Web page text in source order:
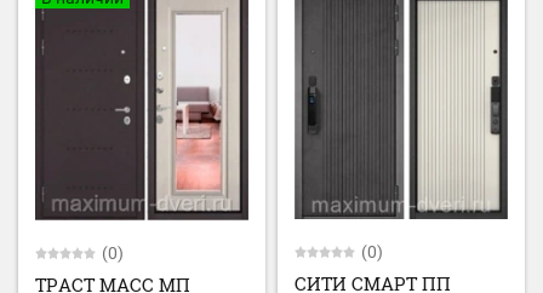
(0)
ТРАСТ МАСС МП
(0)
СИТИ СМАРТ ПП